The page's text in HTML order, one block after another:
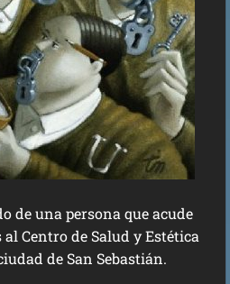
de una persona que acude
Centro de Salud y Estética
de San Sebastián.